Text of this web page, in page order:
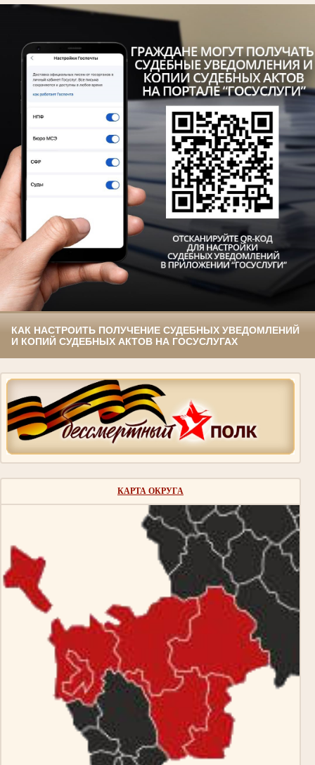
КАК НАСТРОИТЬ ПОЛУЧЕНИЕ СУДЕБНЫХ УВЕДОМЛЕНИЙ
И КОПИЙ СУДЕБНЫХ АКТОВ НА ГОСУСЛУГАХ
КАРТА ОКРУГА